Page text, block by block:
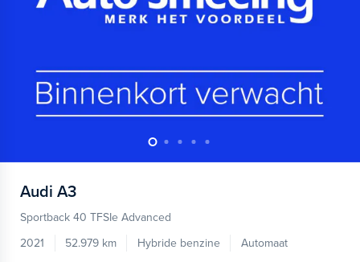
Audi A3
Sportback 40 TFSIe Advanced
2021
52.979 km Hybride benzine
Automaat